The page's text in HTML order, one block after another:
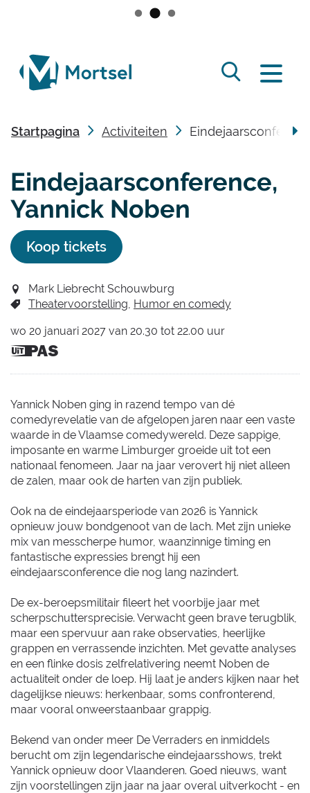
lokaal
bestuur
Mortsel
/
verbergen
Startpagina Activiteiten
Eindejaarsconference,
Yannick Noben
Koop tickets
Mark Liebrecht Schouwburg
Theatervoorstelling Humor en comedy
wo 20 januari 2027 van 20.30 tot 22.00 uur
Dit is
Yannick Noben ging in razend tempo van dé
comedyrevelatie van de afgelopen jaren naar een vaste
waarde in de Vlaamse comedywereld. Deze sappige,
imposante en warme Limburger groeide uit tot een
nationaal fenomeen. Jaar na jaar verovert hij niet alleen
de zalen, maar ook de harten van zijn publiek.
Ook na de eindejaarsperiode van 2026 is Yannick
opnieuw jouw bondgenoot van de lach. Met zijn unieke
mix van messcherpe humor, waanzinnige timing en
fantastische expressies brengt hij een
eindejaarsconference die nog lang nazindert.
De ex-beroepsmilitair fileert het voorbije jaar met
scherpschuttersprecisie. Verwacht geen brave terugblik,
maar een spervuur aan rake observaties, heerlijke
grappen en verrassende inzichten. Met gevatte analyses
en een flinke dosis zelfrelativering neemt Noben de
actualiteit onder de loep. Hij laat je anders kijken naar het
dagelijkse nieuws: herkenbaar, soms confronterend,
maar vooral onweerstaanbaar grappig.
Bekend van onder meer De Verraders en inmiddels
berucht om zijn legendarische eindejaarsshows, trekt
Yannick opnieuw door Vlaanderen. Goed nieuws, want
zijn voorstellingen zijn jaar na jaar overal uitverkocht - en